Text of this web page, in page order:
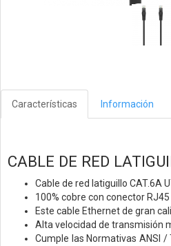
Características Información
CABLE DE RED
Cable de red latiguillo CAT.6A
100% cobre con conector
Este cable Ethernet de gran
Alta velocidad de transmisión
Cumple las Normativas ANSI /